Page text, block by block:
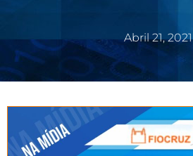
Abril 21, 2021